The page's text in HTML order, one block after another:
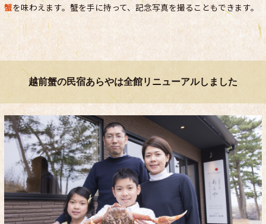
蟹を味わえます。蟹を手に持って、記念写真を撮ることもできます。
越前蟹の民宿あらやは全館リニューアルしました